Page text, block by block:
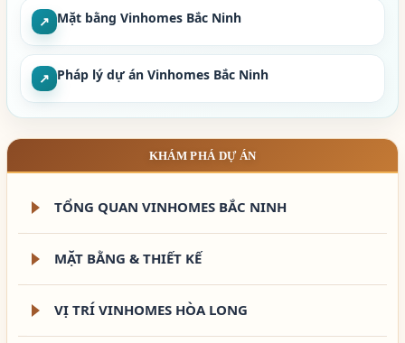
↗ Mặt bằng Vinhomes Bắc Ninh
↗ Pháp lý dự án Vinhomes Bắc Ninh
KHÁM PHÁ DỰ ÁN
TỔNG QUAN VINHOMES BẮC NINH
MẶT BẰNG & THIẾT KẾ
VỊ TRÍ VINHOMES HÒA LONG